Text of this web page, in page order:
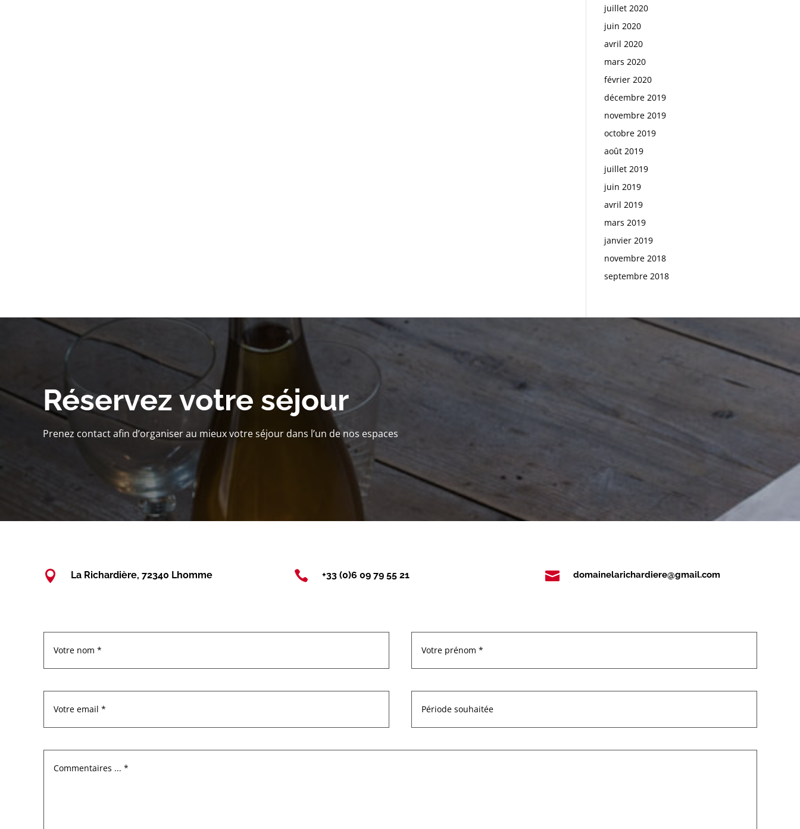
juillet 2020
juin 2020
avril 2020
mars 2020
février 2020
décembre 2019
novembre 2019
octobre 2019
août 2019
juillet 2019
juin 2019
avril 2019
mars 2019
janvier 2019
novembre 2018
septembre 2018
Réservez votre séjour
Prenez contact afin d’organiser au mieux votre séjour dans l’un de nos espaces
 La Richardière, 72340 Lhomme  +33 (0)6 09 79 55 21  domainelarichardiere@gmail.com